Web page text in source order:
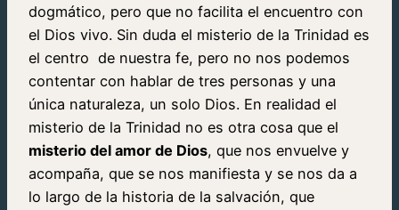
dogmático, pero que no facilita el encuentro con
el Dios vivo. Sin duda el misterio de la Trinidad es
el centro de nuestra fe, pero no nos podemos
contentar con hablar de tres personas y una
única naturaleza, un solo Dios. En realidad el
misterio de la Trinidad no es otra cosa que el
misterio del amor de Dios, que nos envuelve y
acompaña, que se nos manifiesta y se nos da a
lo largo de la historia de la salvación, que